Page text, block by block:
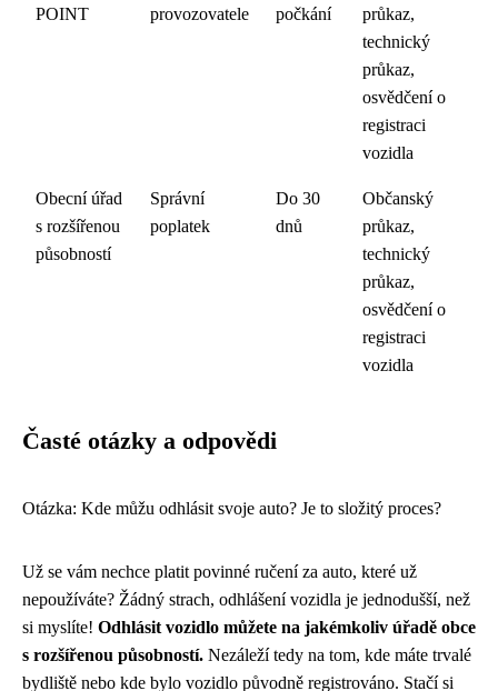
POINT
provozovatele
počkání
průkaz,
technický
průkaz,
osvědčení o
registraci
vozidla
Obecní úřad
s rozšířenou
působností
Správní
poplatek
Do 30
dnů
Občanský
průkaz,
technický
průkaz,
osvědčení o
registraci
vozidla
Časté otázky a odpovědi
Otázka: Kde můžu odhlásit svoje auto? Je to složitý proces?
Už se vám nechce platit povinné ručení za auto, které už
nepoužíváte? Žádný strach, odhlášení vozidla je jednodušší, než
si myslíte! Odhlásit vozidlo můžete na jakémkoliv úřadě obce
s rozšířenou působností. Nezáleží tedy na tom, kde máte trvalé
bydliště nebo kde bylo vozidlo původně registrováno. Stačí si